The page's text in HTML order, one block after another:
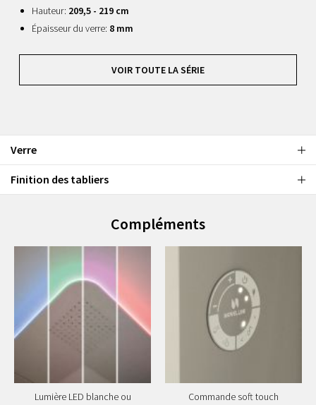
Hauteur: 209,5 - 219 cm
Épaisseur du verre: 8 mm
VOIR TOUTE LA SÉRIE
Verre
Finition des tabliers
Compléments
Lumière LED blanche ou
Commande soft touch